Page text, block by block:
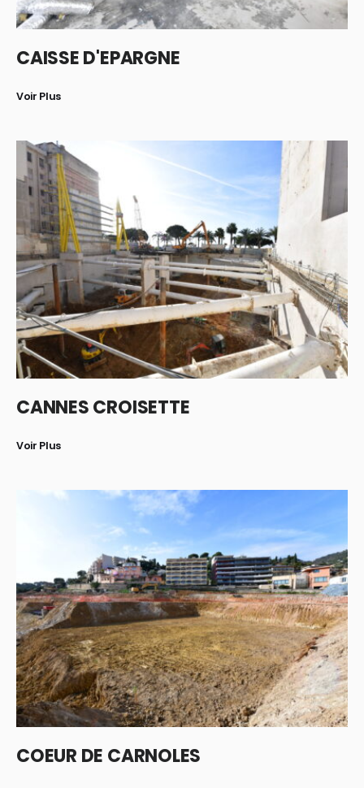
CAISSE D'EPARGNE
Voir Plus
CANNES CROISETTE
Voir Plus
COEUR DE CARNOLES